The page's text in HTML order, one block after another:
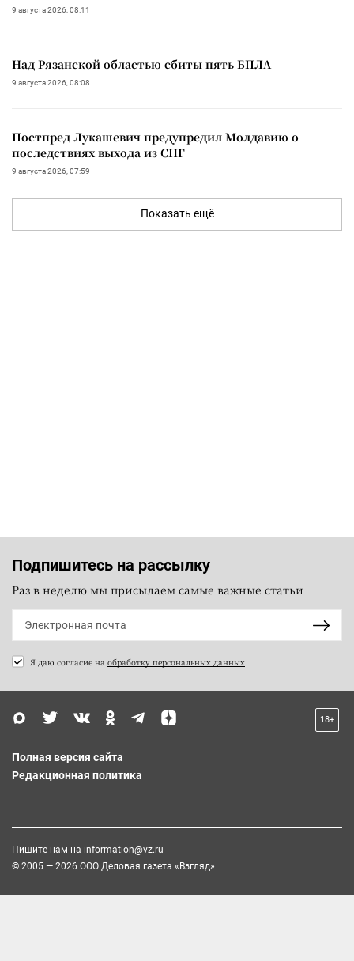
9 августа 2026, 08:11
Над Рязанской областью сбиты пять БПЛА
9 августа 2026, 08:08
Постпред Лукашевич предупредил Молдавию о
последствиях выхода из СНГ
9 августа 2026, 07:59
Показать ещё
Подпишитесь на рассылку
Раз в неделю мы присылаем самые важные статьи
Я даю согласие на обработку персональных данных
18+
Полная версия сайта
Редакционная политика
Пишите нам на information@vz.ru
© 2005 — 2026 ООО Деловая газета «Взгляд»